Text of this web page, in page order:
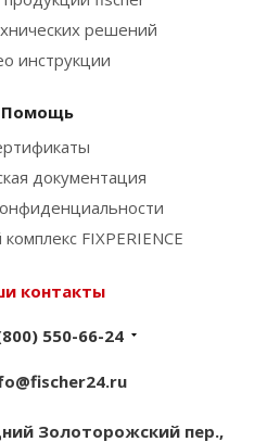
решений
инструкции
Помощь
документация
FIXPERIENCE
контакты
550-66-24
Золоторожский пер.,